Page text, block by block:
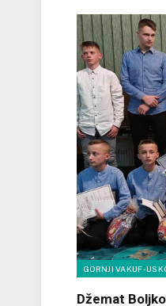
GORNJI VAKUF-
Džemat